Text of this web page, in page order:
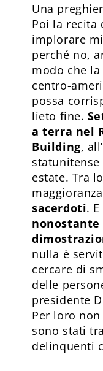
Una
Poi la recita
implorare
perché no,
modo che
centro-
possa
lieto fine.
a terra nel
Building,
statunitense
estate. Tra
sacerdoti. E
nonostante
nulla è
cercare di
delle
presidente
Per loro non
sono stati
delinquenti